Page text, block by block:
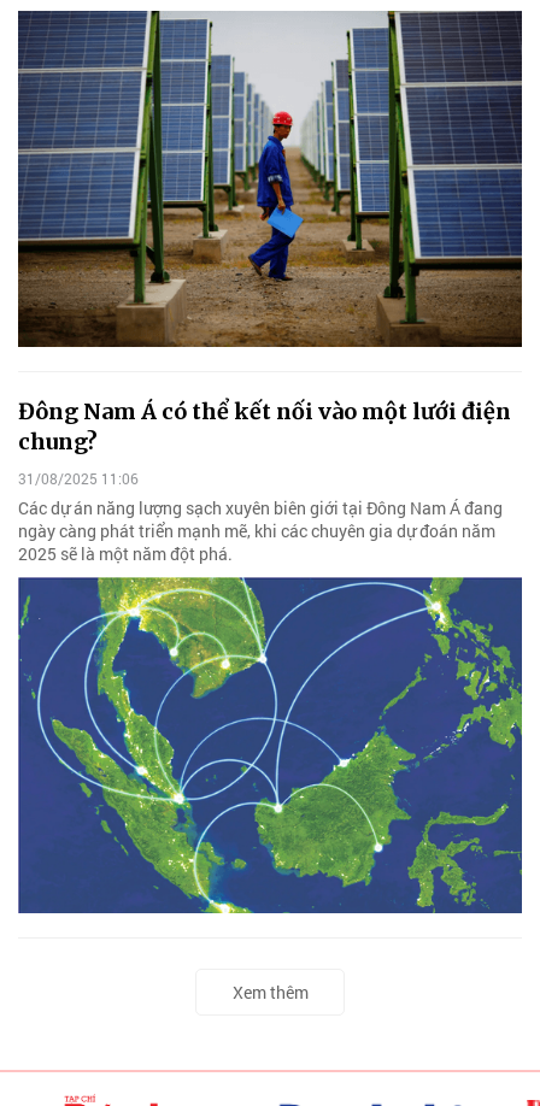
Đông Nam Á có thể kết nối vào một lưới điện
chung?
31/08/2025 11:06
Các dự án năng lượng sạch xuyên biên giới tại Đông Nam Á đang
ngày càng phát triển mạnh mẽ, khi các chuyên gia dự đoán năm
2025 sẽ là một năm đột phá.
Xem thêm